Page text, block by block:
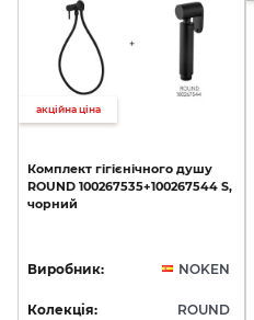
акційна ціна
Комплект гігієнічного душу
ROUND 100267535+100267544 S,
чорний
Виробник: NOKEN
Колекція: ROUND